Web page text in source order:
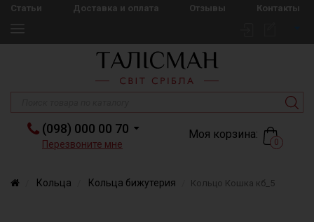
Статьи Доставка и оплата Отзывы Контакты
(098) 000 00 70
Перезвоните мне
Моя корзина:
0
Кольца Кольца бижутерия Кольцо Кошка кб_5